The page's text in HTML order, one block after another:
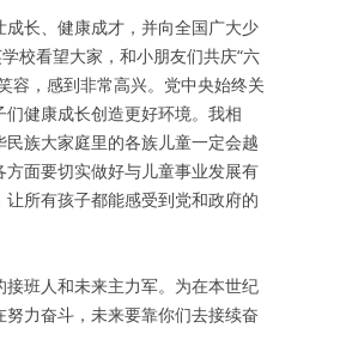
长、健康成才，并向全国广大少
校看望大家，和小朋友们共庆“六
容，感到非常高兴。党中央始终关
健康成长创造更好环境。我相
族大家庭里的各族儿童一定会越
面要切实做好与儿童事业发展有
所有孩子都能感受到党和政府的
班人和未来主力军。为在本世纪
力奋斗，未来要靠你们去接续奋